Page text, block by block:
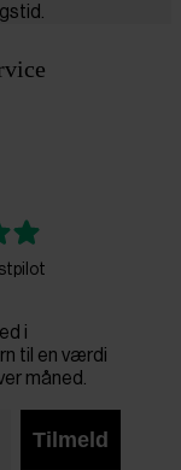
i
til en værdi
måned.
Tilmeld